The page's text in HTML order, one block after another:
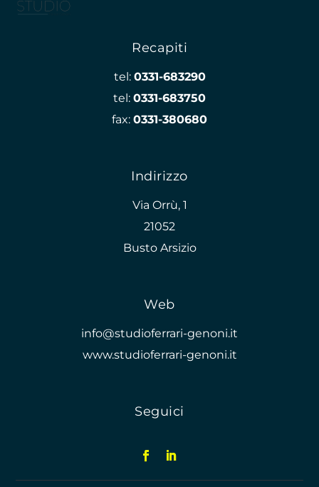
Recapiti
tel: 0331-683290
tel: 0331-683750
fax: 0331-380680
Indirizzo
Via Orrù, 1
21052
Busto Arsizio
Web
info@studioferrari-genoni.it
www.studioferrari-genoni.it
Seguici